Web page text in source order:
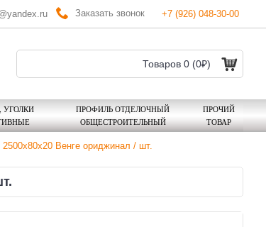
Заказать звонок +7 (926) 048-30-00
Товаров 0 (0₽)
УГОЛКИ
ПРОФИЛЬ ОТДЕЛОЧНЫЙ
ОБЩЕСТРОИТЕЛЬНЫЙ
ПРОЧИЙ
ТОВАР
Венге ориджинал / шт.